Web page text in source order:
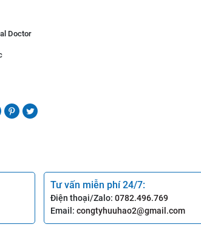
Doctor
Tư vấn miễn phí 24/7:
Điện thoại/Zalo: 0782.496.769
Email: congtyhuuhao2@gmail.com